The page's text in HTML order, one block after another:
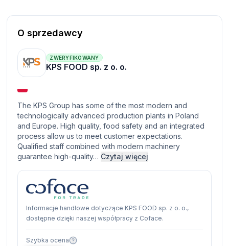
O sprzedawcy
ZWERYFIKOWANY
KPS FOOD sp. z o. o.
The KPS Group has some of the most modern and
technologically advanced production plants in Poland
and Europe. High quality, food safety and an integrated
process allow us to meet customer expectations.
Qualified staff combined with modern machinery
guarantee high-quality… Czytaj więcej
Informacje handlowe dotyczące KPS FOOD sp. z o. o.,
dostępne dzięki naszej współpracy z Coface.
Szybka ocena